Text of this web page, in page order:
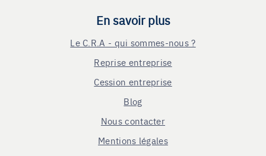
En savoir plus
Le C.R.A - qui sommes-nous ?
Reprise entreprise
Cession entreprise
Blog
Nous contacter
Mentions légales